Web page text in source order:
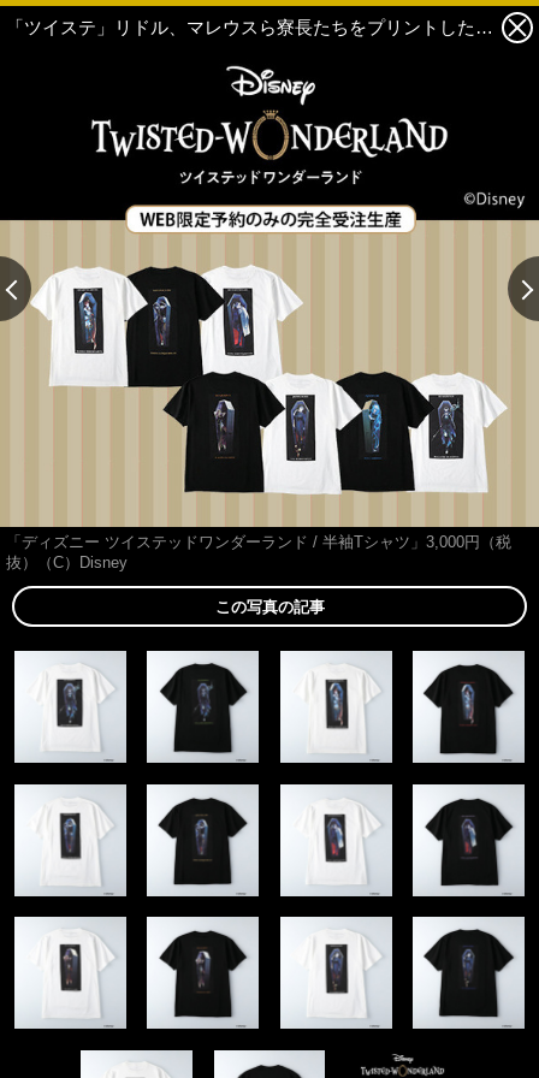
「ツイステ」リドル、マレウスら寮長たちをプリントしたTシャツがライトオンから登場！ 15枚目の写真・画像
「ディズニー ツイステッドワンダーランド / 半袖Tシャツ」3,000円（税
抜）（C）Disney
この写真の記事